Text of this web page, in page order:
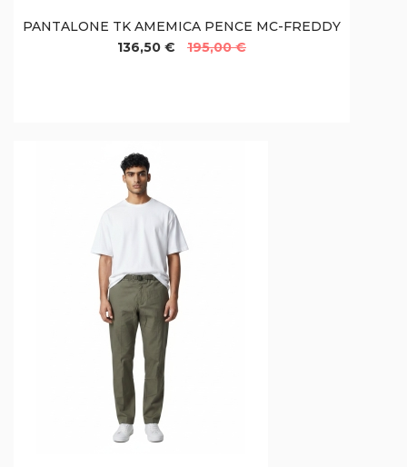
PANTALONE TK AMEMICA PENCE MC-FREDDY
136,50 €
195,00 €